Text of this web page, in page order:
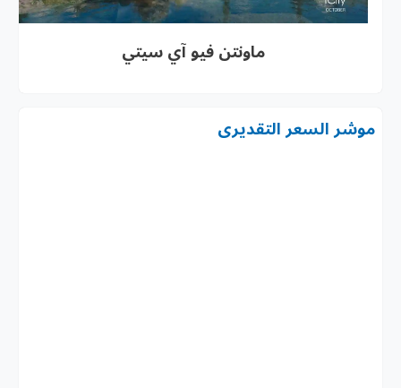
ماونتن فيو آي سيتي
موشر السعر التقديرى